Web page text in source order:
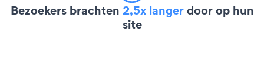
Bezoekers brachten 2,5x langerdoor op hun
site